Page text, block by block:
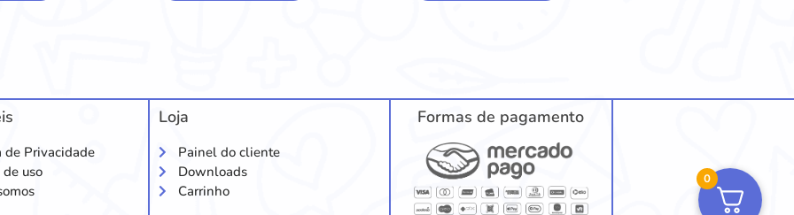
de Privacidade
uso
Loja
Painel do cliente
Downloads
Carrinho
Formas de pagamento
0